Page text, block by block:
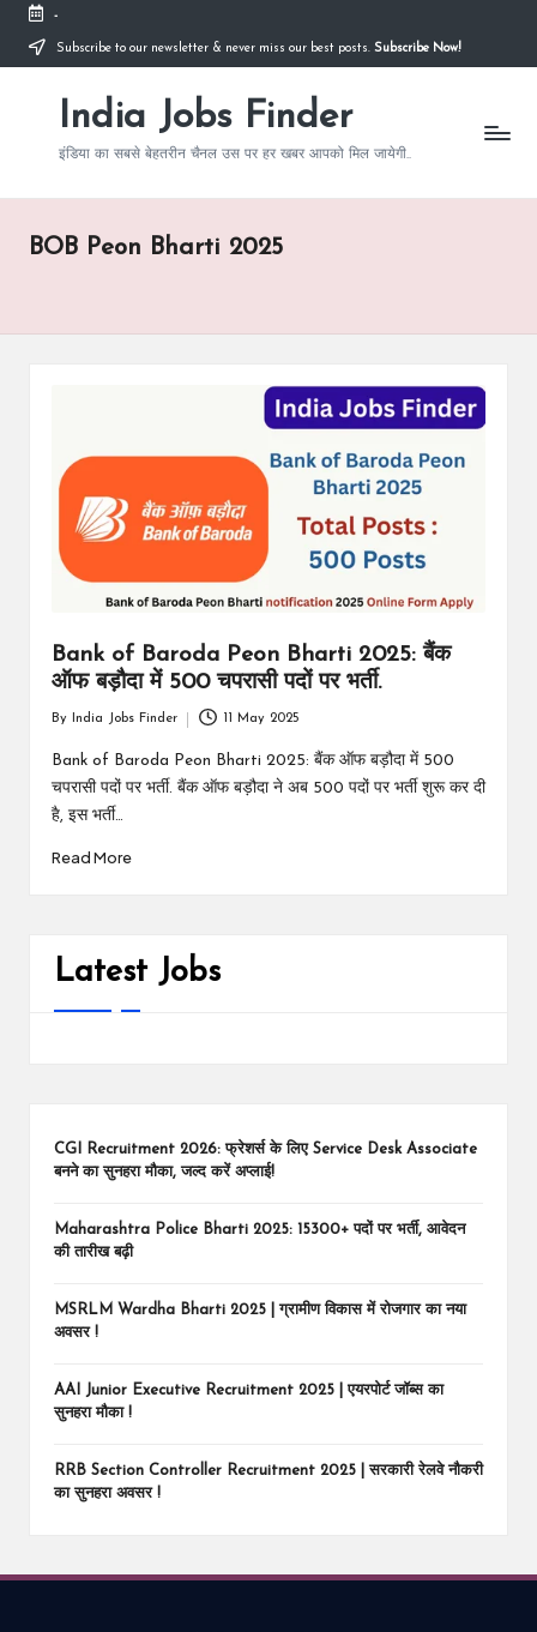
Skip
-
Subscribe to our newsletter & never miss our best posts. Subscribe Now!
India Jobs Finder
इंडिया का सबसे बेहतरीन चैनल उस पर हर खबर आपको मिल जायेगी..
BOB Peon Bharti 2025
Bank of Baroda Peon Bharti 2025: बैंक
ऑफ बड़ौदा में 500 चपरासी पदों पर भर्ती.
by
By India Jobs Finder 11 May 2025
Bank of Baroda Peon Bharti 2025: बैंक ऑफ बड़ौदा में 500
चपरासी पदों पर भर्ती. बैंक ऑफ बड़ौदा ने अब 500 पदों पर भर्ती शुरू कर दी
है, इस भर्ती…
Read More
Latest Jobs
CGI Recruitment 2026: फ्रेशर्स के लिए Service Desk Associate
बनने का सुनहरा मौका, जल्द करें अप्लाई!
Maharashtra Police Bharti 2025: 15300+ पदों पर भर्ती, आवेदन
की तारीख बढ़ी
MSRLM Wardha Bharti 2025 | ग्रामीण विकास में रोजगार का नया
अवसर !
AAI Junior Executive Recruitment 2025 | एयरपोर्ट जॉब्स का
सुनहरा मौका !
RRB Section Controller Recruitment 2025 | सरकारी रेलवे नौकरी
का सुनहरा अवसर !